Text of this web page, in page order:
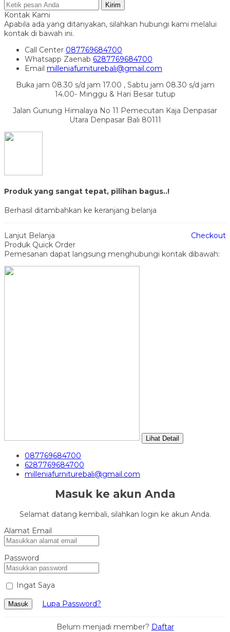
Kirim
Kontak Kami
Apabila ada yang ditanyakan, silahkan hubungi kami melalui
kontak di bawah ini.
Call Center 087769684700
Whatsapp Zaenab 6287769684700
Email milleniafurniturebali@gmail.com
Buka jam 08.30 s/d jam 17.00 , Sabtu jam 08.30 s/d jam
14.00- Minggu & Hari Besar tutup
Jalan Gunung Himalaya No 11 Pemecutan Kaja Denpasar
Utara Denpasar Bali 80111
Produk yang sangat tepat, pilihan bagus..!
Berhasil ditambahkan ke keranjang belanja
Lanjut Belanja
Checkout
Produk Quick Order
Pemesanan dapat langsung menghubungi kontak dibawah:
Lihat Detail
087769684700
6287769684700
milleniafurniturebali@gmail.com
Masuk ke akun Anda
Selamat datang kembali, silahkan login ke akun Anda.
Alamat Email
Password
Ingat Saya
Masuk Lupa Password?
Belum menjadi member? Daftar